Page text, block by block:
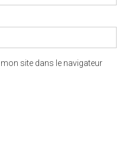
site dans le navigateur